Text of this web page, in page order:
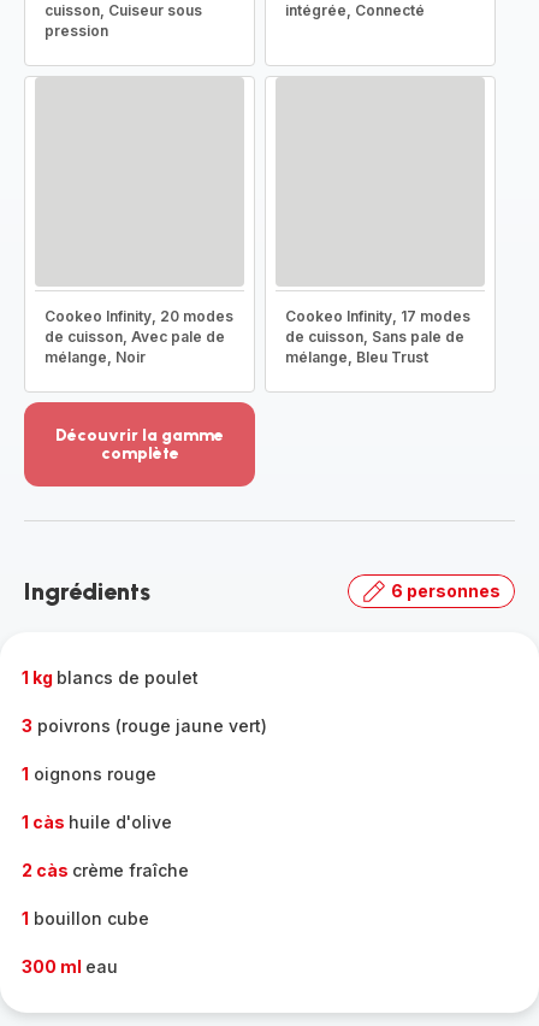
cuisson, Cuiseur sous
pression
intégrée, Connecté
Cookeo Infinity, 20 modes
de cuisson, Avec pale de
mélange, Noir
Cookeo Infinity, 17 modes
de cuisson, Sans pale de
mélange, Bleu Trust
Découvrir la gamme
complète
-
gamme
Ingrédients 6 personnes
1 kg blancs de poulet
3 poivrons (rouge jaune vert)
1 oignons rouge
1 càs huile d'olive
2 càs crème fraîche
1 bouillon cube
300 ml eau